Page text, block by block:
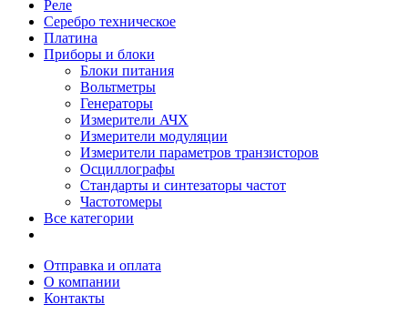
Реле
Серебро техническое
Платина
Приборы и блоки
Блоки питания
Вольтметры
Генераторы
Измерители АЧХ
Измерители модуляции
Измерители параметров транзисторов
Осциллографы
Стандарты и синтезаторы частот
Частотомеры
Все категории
Отправка и оплата
О компании
Контакты